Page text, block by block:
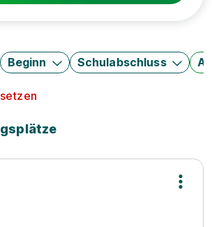
Beginn Schulabschluss